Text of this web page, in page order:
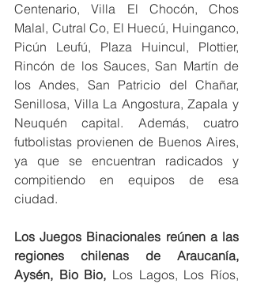
Centenario, Villa El Chocón, Chos
Malal, Cutral Co, El Huecú, Huinganco,
Picún Leufú, Plaza Huincul, Plottier,
Rincón de los Sauces, San Martín de
los Andes, San Patricio del Chañar,
Senillosa, Villa La Angostura, Zapala y
Neuquén capital. Además, cuatro
futbolistas provienen de Buenos Aires,
ya que se encuentran radicados y
compitiendo en equipos de esa
ciudad.
Los Juegos Binacionales reúnen a las
regiones chilenas de Araucanía,
Aysén, Bio Bio, Los Lagos, Los Ríos,